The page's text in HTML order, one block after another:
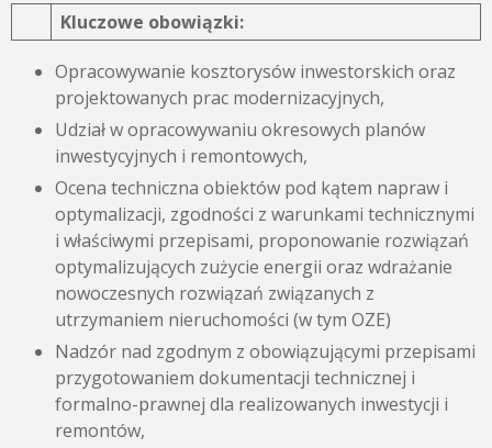
Kluczowe obowiązki:
Opracowywanie kosztorysów inwestorskich oraz
projektowanych prac modernizacyjnych,
Udział w opracowywaniu okresowych planów
inwestycyjnych i remontowych,
Ocena techniczna obiektów pod kątem napraw i
optymalizacji, zgodności z warunkami technicznymi
i właściwymi przepisami, proponowanie rozwiązań
optymalizujących zużycie energii oraz wdrażanie
nowoczesnych rozwiązań związanych z
utrzymaniem nieruchomości (w tym OZE)
Nadzór nad zgodnym z obowiązującymi przepisami
przygotowaniem dokumentacji technicznej i
formalno-prawnej dla realizowanych inwestycji i
remontów,